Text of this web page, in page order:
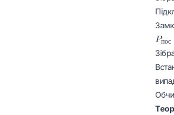
Pпос